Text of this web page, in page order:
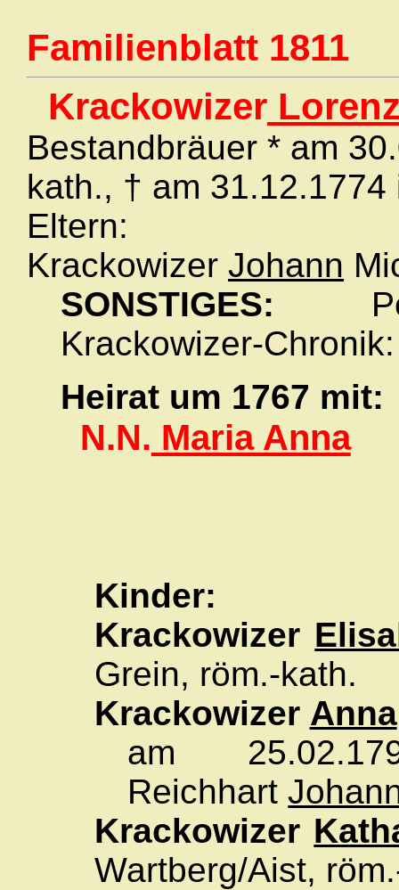
Familienblatt 1811
Krackowizer
Bestandbräuer * am
kath., † am
Eltern:
Krackowizer Johann
SONSTIGES:
Krackowizer-
Heirat um 1767 mit:
N.N. Maria Anna
Kinder:
Krackowizer
Grein, röm.-kath.
Krackowizer Anna
am
Reichhart
Krackowizer
Wartberg/Aist,